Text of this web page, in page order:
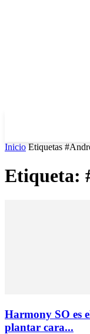
Inicio Etiquetas
Etiqueta:
Harmony SO es
plantar cara...